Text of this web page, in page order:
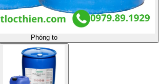
Phóng to